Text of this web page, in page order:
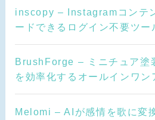
inscopy – Instagramコンテ
ードできるログイン不要ツー
BrushForge – ミニチュア塗
を効率化するオールインワン
Melomi – AIが感情を歌に変